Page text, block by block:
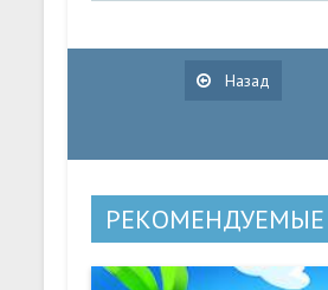
Назад
РЕКОМЕНДУЕМЫЕ